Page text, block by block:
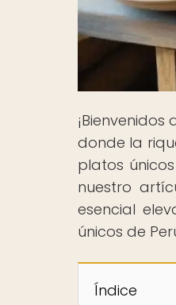
¡Bienvenidos
donde la
platos
nuestro
esencial
únicos de
Índice